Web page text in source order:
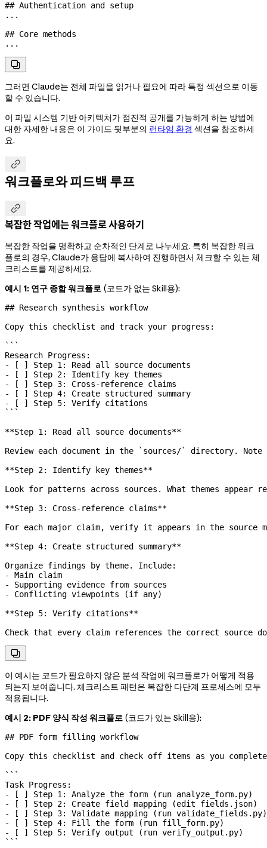
## Authentication and setup
...
## Core methods
...

그러면 Claude는 전체 파일을 읽거나 필요에 따라 특정 섹션으로 이동
할 수 있습니다.
이 파일 시스템 기반 아키텍처가 점진적 공개를 가능하게 하는 방법에
대한 자세한 내용은 이 가이드 뒷부분의 런타임 환경 섹션을 참조하세
요.

워크플로와 피드백 루프

복잡한 작업에는 워크플로 사용하기
복잡한 작업을 명확하고 순차적인 단계로 나누세요. 특히 복잡한 워크
플로의 경우, Claude가 응답에 복사하여 진행하면서 체크할 수 있는 체
크리스트를 제공하세요.
예시 1: 연구 종합 워크플로 (코드가 없는 Skill용):
## Research synthesis workflow
Copy this checklist and track your progress:
```
Research Progress:
- [ ] Step 1: Read all source documents
- [ ] Step 2: Identify key themes
- [ ] Step 3: Cross-reference claims
- [ ] Step 4: Create structured summary
- [ ] Step 5: Verify citations
```
**Step 1: Read all source documents**
Review each document in the
`sources/`
directory. Note
**Step 2: Identify key themes**
Look for patterns across sources. What themes appear
**Step 3: Cross-reference claims**
For each major claim, verify it appears in the source
**Step 4: Create structured summary**
Organize findings by theme. Include:
-
Main claim
-
Supporting evidence from sources
-
Conflicting viewpoints (if any)
**Step 5: Verify citations**
Check that every claim references the correct

이 예시는 코드가 필요하지 않은 분석 작업에 워크플로가 어떻게 적용
되는지 보여줍니다. 체크리스트 패턴은 복잡한 다단계 프로세스에 모두
적용됩니다.
예시 2: PDF 양식 작성 워크플로 (코드가 있는 Skill용):
## PDF form filling workflow
Copy this checklist and check off items as you
```
Task Progress:
- [ ] Step 1: Analyze the form (run analyze_form.py)
- [ ] Step 2: Create field mapping (edit fields.json)
- [ ] Step 3: Validate mapping (run validate_fields.py)
- [ ] Step 4: Fill the form (run fill_form.py)
- [ ] Step 5: Verify output (run verify_output.py)
```